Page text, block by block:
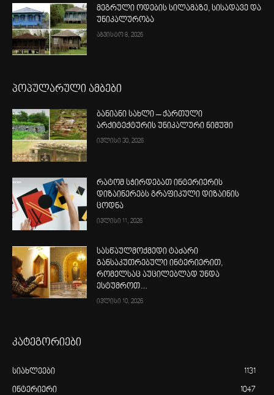
მეგრული ოდების სილამაზე, სისადავე და
უნიკალურობა
აგვისტო 8, 2026
პოპულარული ამბები
ბანიანი სახლი – ქართული
არქიტექტურის უნიკალური ნიმუში
ივლისი 30, 2026
რატომ სჭირდებათ ინტერიერის
დიზაინერებს გრაფიკული დიზაინის
ცოდნა
ივლისი 11, 2026
სასწაულმოქმედი ტაძარი
განსაკუთრებული ინტერიერით,
რომელსაც აუცილებლად უნდა
ესტუმროთ…
ივლისი 10, 2026
კატეგორიები
სიახლეები 1131
ინტერიერი 1047